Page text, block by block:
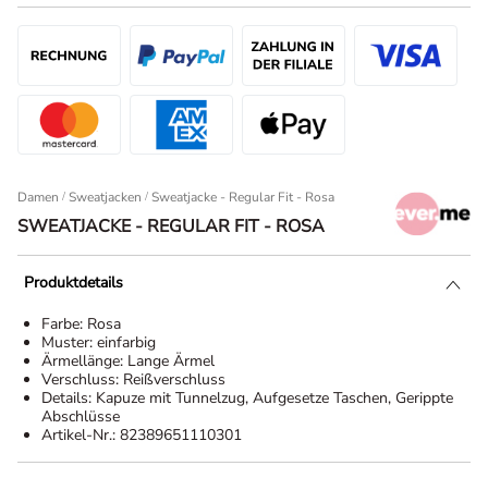
Damen / Sweatjacken Sweatjacke - Regular Fit - Rosa
SWEATJACKE - REGULAR FIT - ROSA
Produktdetails
Farbe: Rosa
Muster: einfarbig
Ärmellänge: Lange Ärmel
Verschluss: Reißverschluss
Details: Kapuze mit Tunnelzug, Aufgesetze Taschen, Gerippte
Abschlüsse
Artikel-Nr.: 82389651110301